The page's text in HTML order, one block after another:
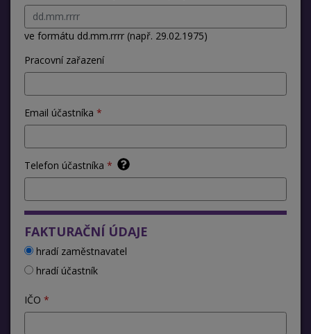
ve formátu dd.mm.rrrr (např. 29.02.1975)
Pracovní zařazení
Email účastníka
Telefon účastníka
FAKTURAČNÍ ÚDAJE
hradí zaměstnavatel
hradí účastník
IČO